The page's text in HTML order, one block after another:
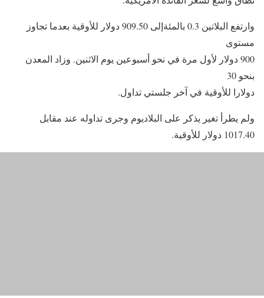
وارتفع البلاتين 0.3 بالمئةإلى 909.50 دولار للأوقية بعدما تجاوز
مستوى
900 دولار لأول مرة في نحو أسبوعين يوم الاثنين. وزاد المعدن
بنحو 30
دولارا للأوقية في آخر جلستي تداول.
ولم يطرأ تغير يذكر على البلاديوم وجرى تداوله عند مقابل
1017.40 دولار للأوقية.